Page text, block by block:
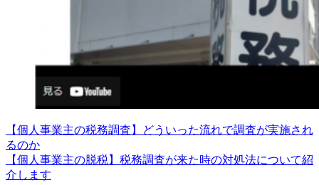
【個人事業主の税務調査】どういった流れで調査が実施され
るのか
【個人事業主の脱税】税務調査が来た時の対処法について紹
介します